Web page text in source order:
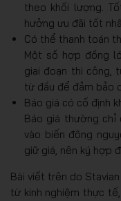
theo khối lượng.
hưởng ưu đãi tốt
Có thể thanh toán
Một số hợp đồng
giai đoạn thi công,
từ đầu để đảm bảo
Báo giá có cố định
Báo giá thường
vào biến động
giữ giá, nên ký hợp
Bài viết trên do
từ kinh nghiệm thực